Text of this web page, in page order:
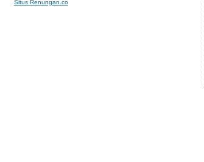
Situs Renungan.co